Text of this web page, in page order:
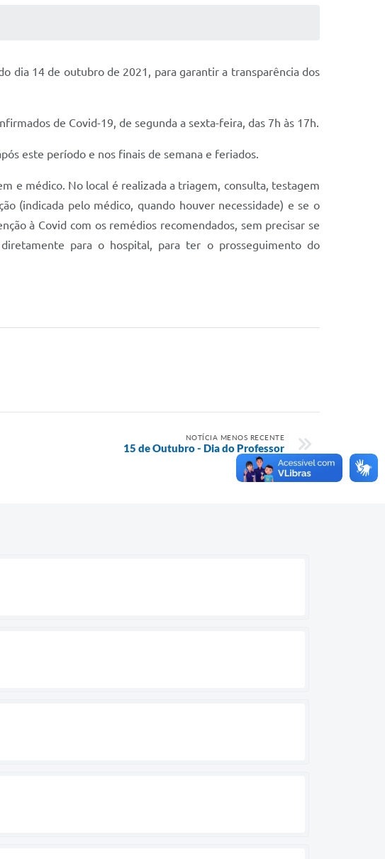
dia 14 de outubro de 2021, para garantir a transparência dos
de Covid-19, de segunda a sexta-feira, das 7h às 17h.
este período e nos finais de semana e feriados.
e médico. No local é realizada a triagem, consulta, testagem
(indicada pelo médico, quando houver necessidade) e se o
à Covid com os remédios recomendados, sem precisar se
para o hospital, para ter o prosseguimento do
NOTÍCIA MENOS RECENTE
15 de Outubro - Dia do Professor